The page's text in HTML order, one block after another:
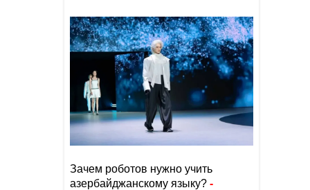
Зачем роботов нужно учить
азербайджанскому языку? -